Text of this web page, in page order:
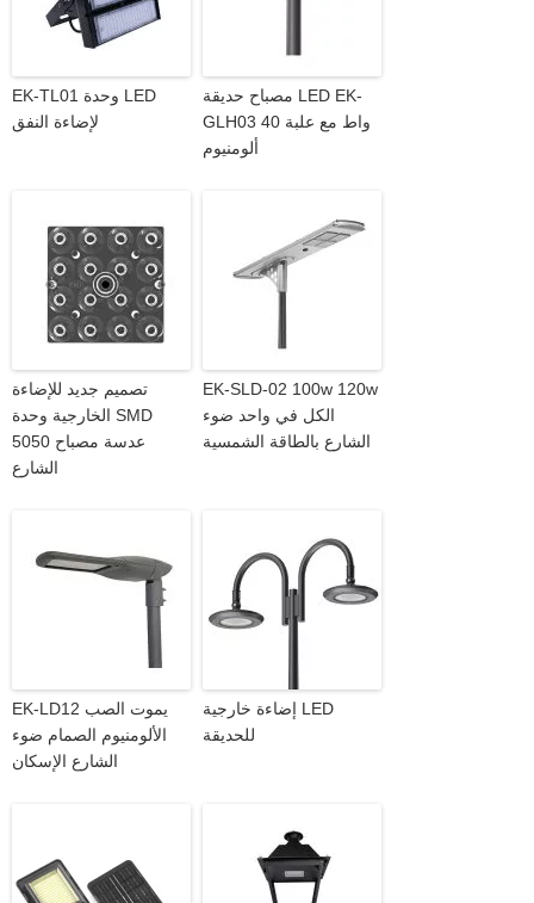
EK-TL01 وحدة LED
لإضاءة النفق
مصباح حديقة LED EK-
GLH03 40 واط مع علبة
ألومنيوم
تصميم جديد للإضاءة
الخارجية وحدة SMD
5050 عدسة مصباح
الشارع
EK-SLD-02 100w 120w
الكل في واحد ضوء
الشارع بالطاقة الشمسية
EK-LD12 يموت الصب
الألومنيوم الصمام ضوء
الشارع الإسكان
إضاءة خارجية LED
للحديقة